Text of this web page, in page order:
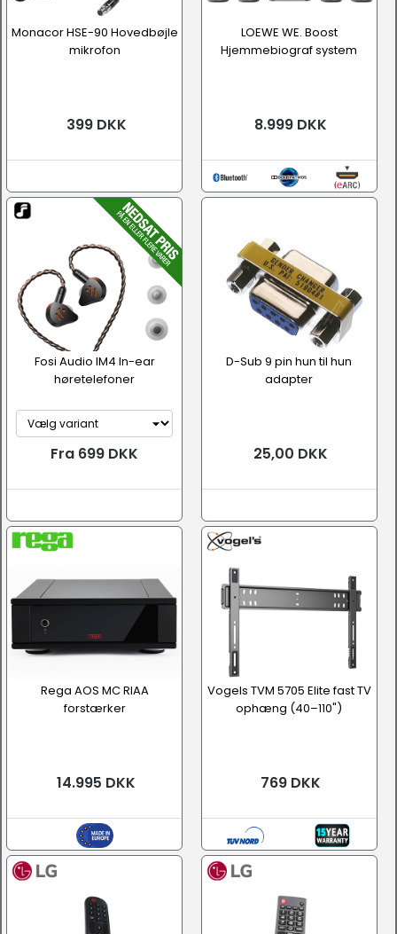
Monacor HSE-90 Hovedbøjle
mikrofon
399 DKK
LOEWE WE. Boost
Hjemmebiograf system
8.999 DKK
Fosi Audio IM4 In-ear
høretelefoner
Fra 699 DKK
D-Sub 9 pin hun til hun
adapter
25,00 DKK
Rega AOS MC RIAA
forstærker
14.995 DKK
Vogels TVM 5705 Elite fast TV
ophæng (40–110")
769 DKK